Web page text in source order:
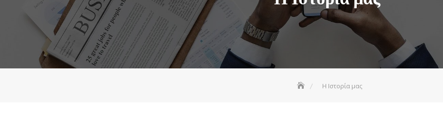
Η Ιστορία μας